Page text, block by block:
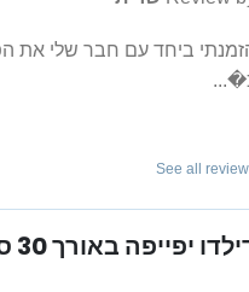
ביחד עם חבר שלי את
See all